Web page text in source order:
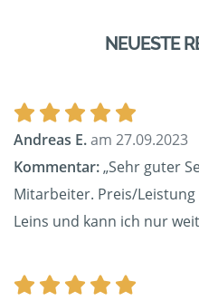
NEUESTE
Andreas E.am 27.09.2023
Kommentar:„Sehr guter
Mitarbeiter. Preis/
Leins und kann ich nur